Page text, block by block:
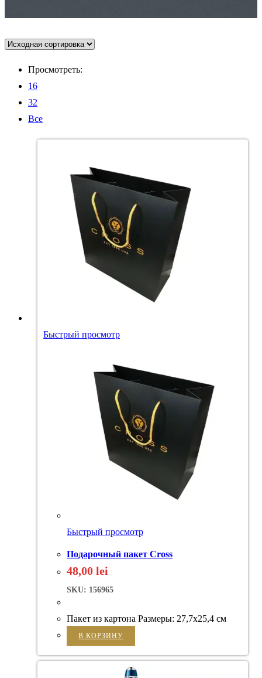
Просмотреть:
16
32
Все
Быстрый просмотр
Быстрый просмотр
Подарочный пакет Cross
48,00 lei
SKU: 156965
Пакет из картона Размеры: 27,7x25,4 см
В КОРЗИНУ